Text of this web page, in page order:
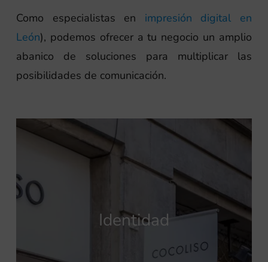
Como especialistas en impresión digital en
León), podemos ofrecer a tu negocio un amplio
abanico de soluciones para multiplicar las
posibilidades de comunicación.
Identidad